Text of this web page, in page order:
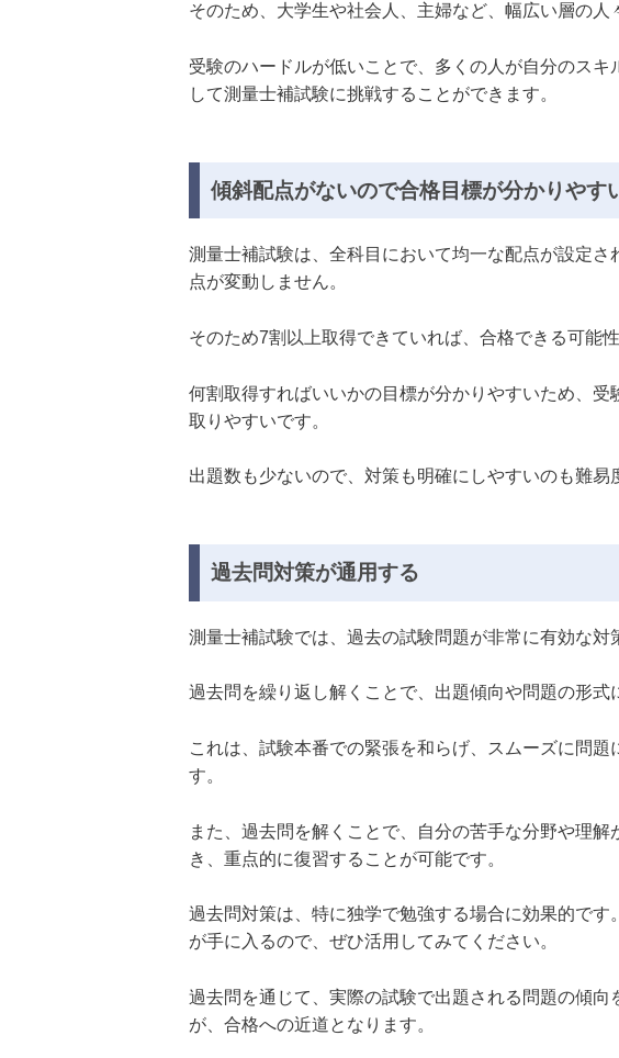
そのため、大学生や社会人、主婦など、幅広い層の人
受験のハードルが低いことで、多くの人が自分のスキ
して測量士補試験に挑戦することができます。
傾斜配点がないので合格目標が分かりやす
測量士補試験は、全科目において均一な配点が設定
点が変動しません。
そのため7割以上取得できていれば、合格できる可能
何割取得すればいいかの目標が分かりやすいため、
取りやすいです。
出題数も少ないので、対策も明確にしやすいのも難易
過去問対策が通用する
測量士補試験では、過去の試験問題が非常に有効な対
過去問を繰り返し解くことで、出題傾向や問題の形式
これは、試験本番での緊張を和らげ、スムーズに問題
す。
また、過去問を解くことで、自分の苦手な分野や理
き、重点的に復習することが可能です。
過去問対策は、特に独学で勉強する場合に効果的で
が手に入るので、ぜひ活用してみてください。
過去問を通じて、実際の試験で出題される問題の傾向
が、合格への近道となります。